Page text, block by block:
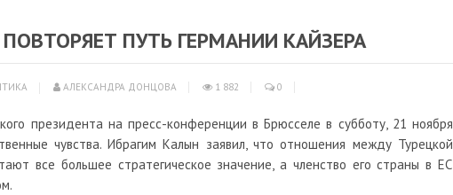
ПУТЬ ГЕРМАНИИ КАЙЗЕРА
АЛЕКСАНДРА ДОНЦОВА 1 882 0
президента на пресс-конференции в Брюсселе в субботу, 21 ноября
чувства. Ибрагим Калын заявил, что отношения между Турецкой
все большее стратегическое значение, а членство его страны в ЕС